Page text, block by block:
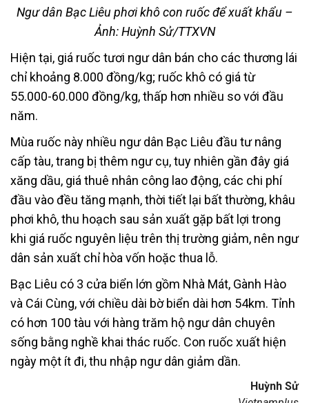
Ngư dân Bạc Liêu phơi khô con ruốc để xuất khẩu –
Ảnh: Huỳnh Sử/TTXVN
Hiện tại, giá ruốc tươi ngư dân bán cho các thương lái
chỉ khoảng 8.000 đồng/kg; ruốc khô có giá từ
55.000-60.000 đồng/kg, thấp hơn nhiều so với đầu
năm.
Mùa ruốc này nhiều ngư dân Bạc Liêu đầu tư nâng
cấp tàu, trang bị thêm ngư cụ, tuy nhiên gần đây giá
xăng dầu, giá thuê nhân công lao động, các chi phí
đầu vào đều tăng mạnh, thời tiết lại bất thường, khâu
phơi khô, thu hoạch sau sản xuất gặp bất lợi trong
khi giá ruốc nguyên liệu trên thị trường giảm, nên ngư
dân sản xuất chỉ hòa vốn hoặc thua lỗ.
Bạc Liêu có 3 cửa biển lớn gồm Nhà Mát, Gành Hào
và Cái Cùng, với chiều dài bờ biển dài hơn 54km. Tỉnh
có hơn 100 tàu với hàng trăm hộ ngư dân chuyên
sống bằng nghề khai thác ruốc. Con ruốc xuất hiện
ngày một ít đi, thu nhập ngư dân giảm dần.
Huỳnh Sử